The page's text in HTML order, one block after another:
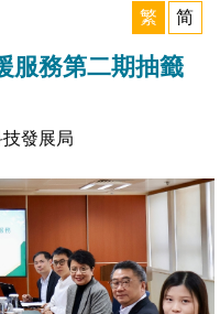
繁
简
服務第二期抽籤
發展局